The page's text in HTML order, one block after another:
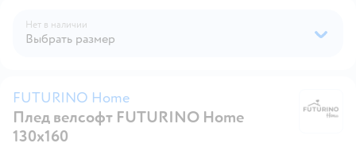
Нет в наличии
Выбрать размер
FUTURINO Home
Плед велсофт FUTURINO Home
130х160